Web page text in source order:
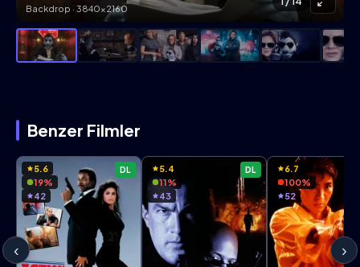
Backdrop · 3840×2160
Benzer Filmler
‹
DL
5.6
19%
42
DL
5.4
11%
43
6.7
100%
52
›